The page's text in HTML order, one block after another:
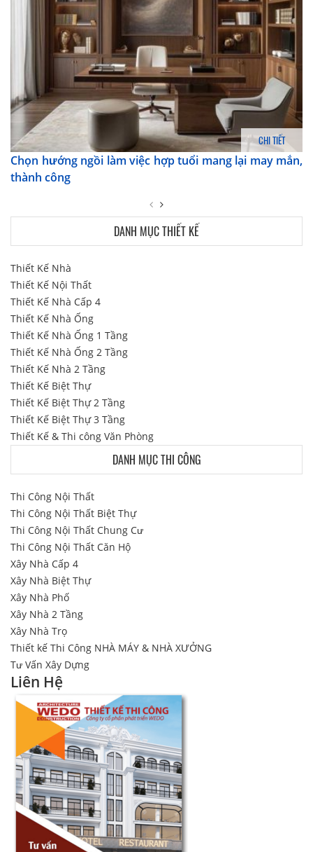
CHI TIẾT
Chọn hướng ngồi làm việc hợp tuổi mang lại may mắn,
thành công
DANH MỤC THIẾT KẾ
Thiết Kế Nhà
Thiết Kế Nội Thất
Thiết Kế Nhà Cấp 4
Thiết Kế Nhà Ống
Thiết Kế Nhà Ống 1 Tầng
Thiết Kế Nhà Ống 2 Tầng
Thiết Kế Nhà 2 Tầng
Thiết Kế Biệt Thự
Thiết Kế Biệt Thự 2 Tầng
Thiết Kế Biệt Thự 3 Tầng
Thiết Kế & Thi công Văn Phòng
DANH MỤC THI CÔNG
Thi Công Nội Thất
Thi Công Nội Thất Biệt Thự
Thi Công Nội Thất Chung Cư
Thi Công Nội Thất Căn Hộ
Xây Nhà Cấp 4
Xây Nhà Biệt Thự
Xây Nhà Phố
Xây Nhà 2 Tầng
Xây Nhà Trọ
Thiết kế Thi Công NHÀ MÁY & NHÀ XƯỞNG
Tư Vấn Xây Dựng
Liên Hệ